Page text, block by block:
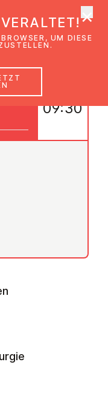
09:30
UM DIESE
×